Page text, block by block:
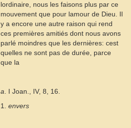
lordinaire, nous les faisons plus par ce
mouvement que pour lamour de Dieu. Il
y a encore une autre raison qui rend
ces premières amitiés dont nous avons
parlé moindres que les dernières: cest
quelles ne sont pas de durée, parce
que la
a . I Joan., IV, 8, 16.
1. envers